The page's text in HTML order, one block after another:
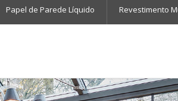
Papel de Parede Líquido Revestimento